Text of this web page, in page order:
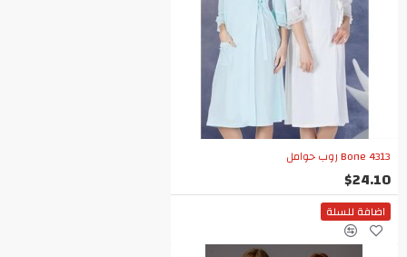
Bone 4313 روب حوامل
$24.10
اضافة للسلة